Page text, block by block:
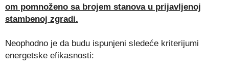
om pomnoženo sa brojem stanova u prijavljenoj
stambenoj zgradi.
Neophodno je da budu ispunjeni sledeće kriterijumi
energetske efikasnosti: